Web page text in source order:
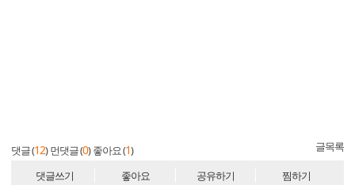
댓글 (12) 먼댓글 (0) 좋아요 (1) 글목록
댓글쓰기 좋아요 공유하기 찜하기